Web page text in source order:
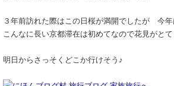
３年前訪れた際はこの日桜が満開でしたが 今
こんなに長い京都滞在は初めてなので花見がと
明日からさっそくどこか行けそう♪